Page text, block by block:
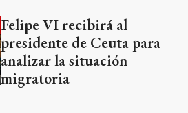
Felipe VI recibirá al
presidente de Ceuta para
analizar la situación
migratoria